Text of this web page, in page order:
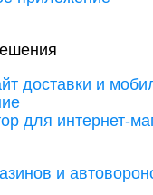
доставки и
для интернет-
и